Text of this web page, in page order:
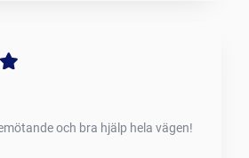
och bra hjälp hela vägen!